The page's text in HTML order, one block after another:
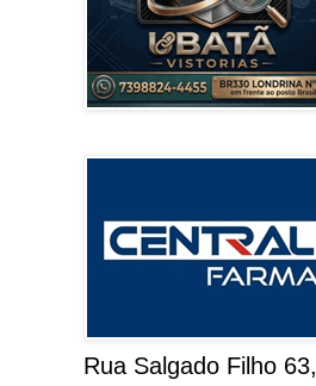
Rua Salgado Filho 63,